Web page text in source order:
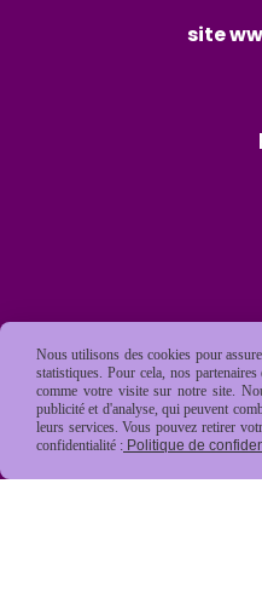
site
Nous utilisons des cookies pour
statistiques. Pour cela, nos
comme votre visite sur notre site.
publicité et d'analyse, qui peuvent
leurs services. Vous pouvez retirer
confidentialité : Politique de